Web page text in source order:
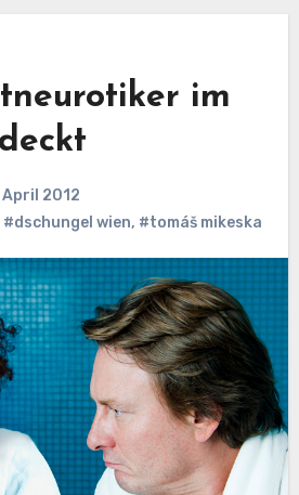
im
April 2012
#dschungel wien, #tomáš mikeska